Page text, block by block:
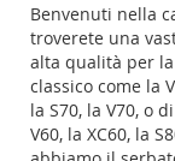
Benvenuti nella
troverete una
alta qualità per
classico come la
la S70, la V70, o
V60, la XC60, la